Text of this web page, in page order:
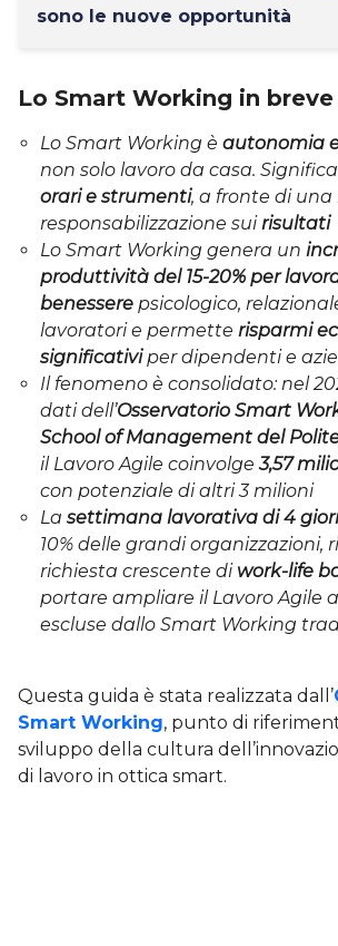
sono le nuove opportunità
Lo Smart Working in breve
Lo Smart Working è autonomia
non solo lavoro da casa. Significa
orari e strumenti, a fronte di
responsabilizzazione suirisultati
Lo Smart Working genera un
produttività del 15-20% per
benessere psicologico,
lavoratori e permette risparmi
significativiper dipendenti e
Il fenomeno è consolidato: nel
dati dell’Osservatorio Smart
School of Management del
il Lavoro Agile coinvolge3,57
con potenziale di altri 3 milioni
La settimana lavorativa di 4
10% delle grandi organizzazioni,
richiesta crescente di work-life
portare ampliare il Lavoro Agile
escluse dallo Smart Working
Questa guida è stata realizzata dall’
Smart Working, punto di
sviluppo della cultura
di lavoro in ottica smart.